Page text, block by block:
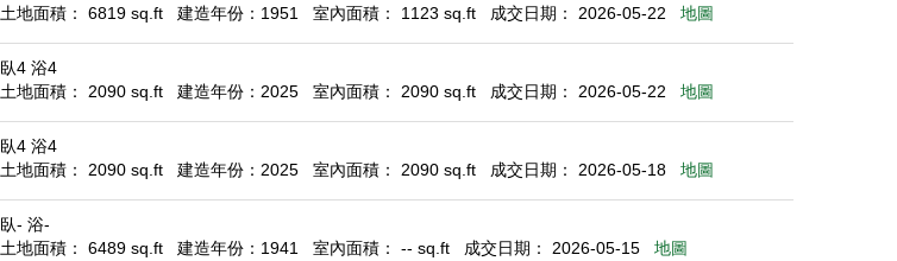
土地面積： 6819 sq.ft
建造年份：1951 室內面積： 1123 sq.ft 成交日期： 2026-05-22 地圖
臥4 浴4
土地面積： 2090 sq.ft
建造年份：2025 室內面積： 2090 sq.ft 成交日期： 2026-05-22 地圖
臥4 浴4
土地面積： 2090 sq.ft
建造年份：2025 室內面積： 2090 sq.ft 成交日期： 2026-05-18 地圖
臥- 浴-
土地面積： 6489 sq.ft
建造年份：1941 室內面積： -- sq.ft 成交日期： 2026-05-15 地圖